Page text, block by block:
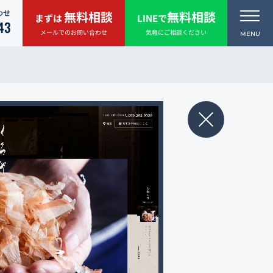
せ まずは無料相談
メールでのお問い合わせ
LINEで無料相談
気軽にご相談ください